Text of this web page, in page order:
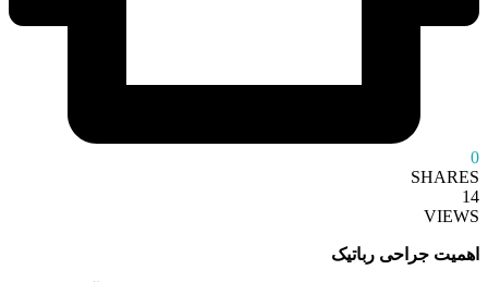
0
SHARES
14
VIEWS
اهمیت جراحی رباتیک